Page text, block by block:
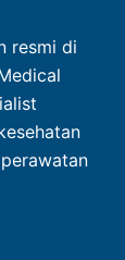
resmi di